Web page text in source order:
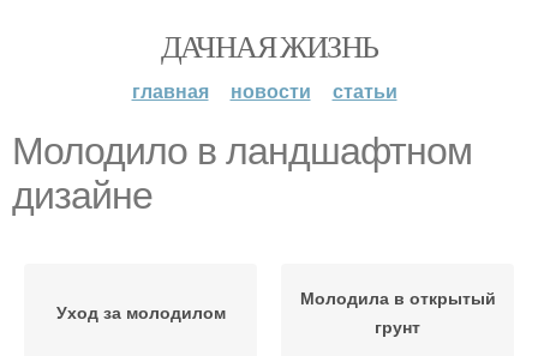
ДАЧНАЯ ЖИЗНЬ
главная новости статьи
Молодило в ландшафтном
дизайне
Уход за молодилом
Молодила в открытый
грунт